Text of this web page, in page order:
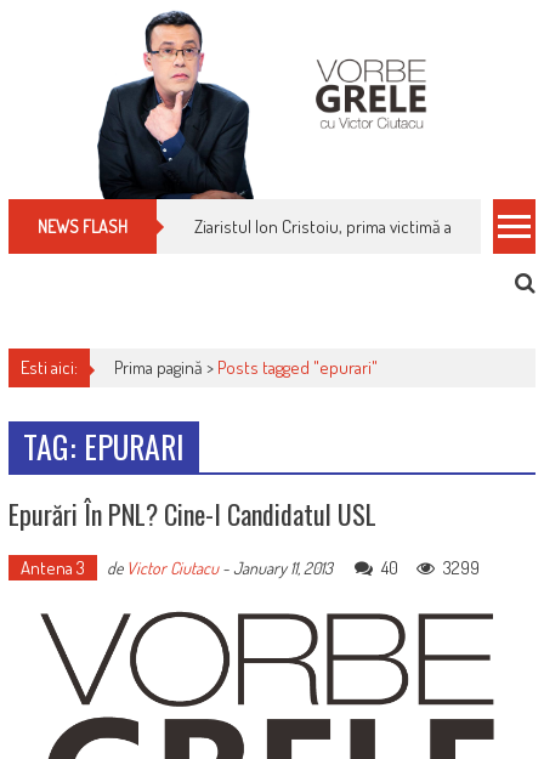
NEWS FLASH Ziaristul Ion Cristoiu, prima victimă a noi
Esti aici: Prima pagină > Posts tagged "epurari"
TAG: EPURARI
Epurări În PNL? Cine-I Candidatul USL
Antena 3 de Victor Ciutacu-January 11, 2013 40 3299